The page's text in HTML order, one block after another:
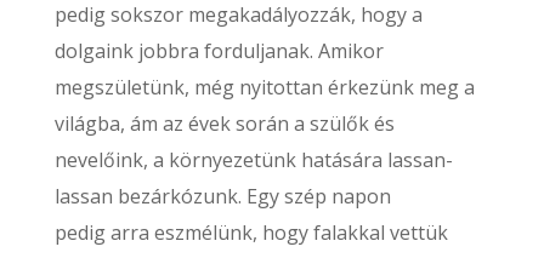
pedig sokszor megakadályozzák, hogy a
dolgaink jobbra forduljanak. Amikor
megszületünk, még nyitottan érkezünk meg a
világba, ám az évek során a szülők és
nevelőink, a környezetünk hatására lassan-
lassan bezárkózunk. Egy szép napon
pedig arra eszmélünk, hogy falakkal vettük